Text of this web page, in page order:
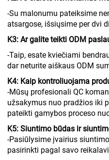
-Su malonumu pateiksime
atsargose, išsiųsime per dvi
K3: Ar galite teikti ODM
-Taip, esate kviečiami
dar neturite aiškaus ODM
K4: Kaip kontroliuojama
-Mūsų profesionali QC
užsakymus nuo pradžios iki
pateikti gamybos proceso
K5: Siuntimo būdas ir
-Pasiūlysime įvairius
pasirinkti pagal savo